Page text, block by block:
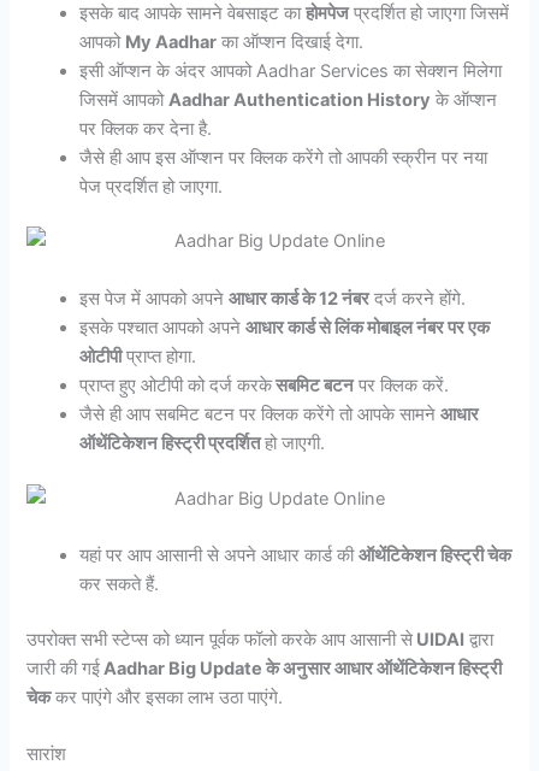
इसके बाद आपके सामने वेबसाइट काहोमपेजप्रदर्शित हो जाएगा जिसमें
आपको My Aadhar का ऑप्शन दिखाई देगा.
इसी ऑप्शन के अंदर आपको Aadhar Services का सेक्शन मिलेगा
जिसमें आपको Aadhar Authentication History के ऑप्शन
पर क्लिक कर देना है.
जैसे ही आप इस ऑप्शन पर क्लिक करेंगे तो आपकी स्क्रीन पर नया
पेज प्रदर्शित हो जाएगा.
इस पेज में आपको अपनेआधार कार्ड के 12 नंबरदर्ज करने होंगे.
इसके पश्चात आपको अपनेआधार कार्ड से लिंक मोबाइल नंबर पर एक
ओटीपीप्राप्त होगा.
प्राप्त हुए ओटीपी को दर्ज करकेसबमिट बटनपर क्लिक करें.
जैसे ही आप सबमिट बटन पर क्लिक करेंगे तो आपके सामनेआधार
ऑथेंटिकेशन हिस्ट्री प्रदर्शितहो जाएगी.
यहां पर आप आसानी से अपने आधार कार्ड कीऑथेंटिकेशन हिस्ट्री चेक
कर सकते हैं.
उपरोक्त सभी स्टेप्स को ध्यान पूर्वक फॉलो करके आप आसानी से UIDAI द्वारा
जारी की गईAadhar Big Update के अनुसार आधार ऑथेंटिकेशन हिस्ट्री
चेककर पाएंगे और इसका लाभ उठा पाएंगे.
सारांश